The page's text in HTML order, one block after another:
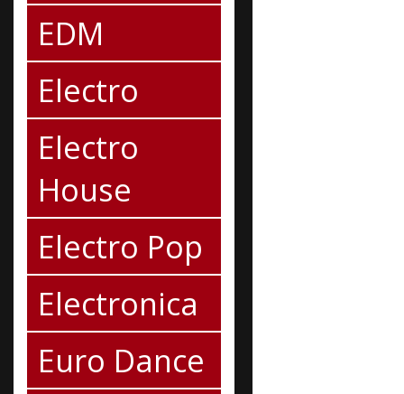
EDM
Electro
Electro
House
Electro Pop
Electronica
Euro Dance